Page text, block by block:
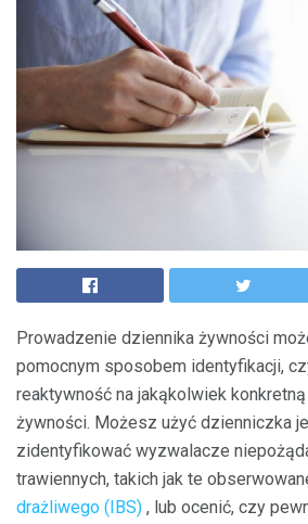
Prowadzenie dziennika żywności
pomocnym sposobem identyfikacji,
reaktywność na jakąkolwiek
żywności. Możesz użyć dzienniczka
zidentyfikować wyzwalacze
trawiennych, takich jak te
drażliwego (IBS) , lub ocenić, czy